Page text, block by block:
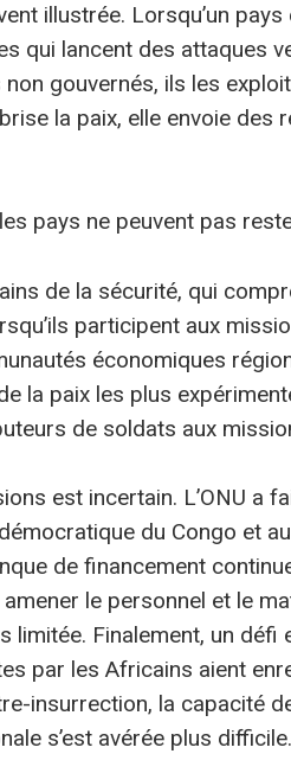
illustrée. Lorsqu’un
qui lancent des attaques
gouvernés, ils les
la paix, elle envoie
pays ne peuvent pas
de la sécurité, qui
participent aux
économiques
la paix les plus
de soldats aux
est incertain. L’ONU a
du Congo et
de financement
le personnel et le
limitée. Finalement, un défi
par les Africains aient
insurrection, la capacité
s’est avérée plus difficile.